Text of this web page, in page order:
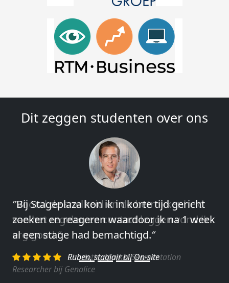
Dit zeggen studenten over ons
″Vooral de snelheid en de betrokkenheid
van het regelen en contact leggen vond ik
erg goed.″
Charlotte, Market Segmentation
Researcher bij Genalice